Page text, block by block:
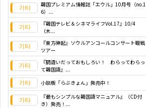
韓国プレミアム情報誌「エウル」10月号（no.1
6）...
『韓国テレビ＆シネマライフVol.17』10/4
（木...
『東方神起』ソウルアンコールコンサート観戦
ツアー
『間違いだっておもしろい！ わらってわらっ
て韓国語』...
小説版「らぶきょん」発売中！
『最もシンプルな韓国語マニュアル』（CD付
き）発売！...